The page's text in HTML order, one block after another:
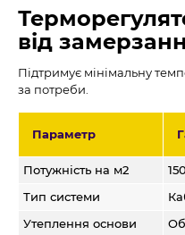
від
Підтримує мінімальну
за потреби.
Параметр
Потужність на м2
Тип системи
Утеплення основи